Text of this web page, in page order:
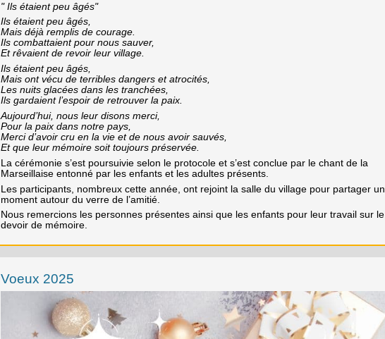
" Ils étaient peu âgés"
Ils étaient peu âgés,
Mais déjà remplis de courage.
Ils combattaient pour nous sauver,
Et rêvaient de revoir leur village.
Ils étaient peu âgés,
Mais ont vécu de terribles dangers et atrocités,
Les nuits glacées dans les tranchées,
Ils gardaient l’espoir de retrouver la paix.
Aujourd’hui, nous leur disons merci,
Pour la paix dans notre pays,
Merci d’avoir cru en la vie et de nous avoir sauvés,
Et que leur mémoire soit toujours préservée.
La cérémonie s’est poursuivie selon le protocole et s’est conclue par le chant de la
Marseillaise entonné par les enfants et les adultes présents.
Les participants, nombreux cette année, ont rejoint la salle du village pour partager un
moment autour du verre de l’amitié.
Nous remercions les personnes présentes ainsi que les enfants pour leur travail sur le
devoir de mémoire.
Voeux 2025